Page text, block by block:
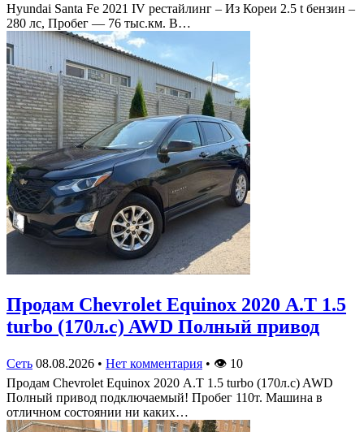
Hyundai Santa Fe 2021 IV рестайлинг – Из Кореи 2.5 t бензин –
280 лс, Пробег — 76 тыс.км. В…
Продам Chevrolet Equinox 2020 А.Т 1.5
turbo (170л.с) AWD Полный привод
Сеть 08.08.2026 • Нет комментария • 👁 10
Продам Chevrolet Equinox 2020 А.Т 1.5 turbo (170л.с) AWD
Полный привод подключаемый! Пробег 110т. Машина в
отличном состоянии ни каких…